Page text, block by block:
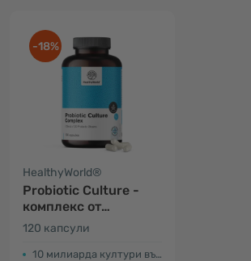
-18%
HealthyWorld®
Probiotic Culture -
комплекс от
микробиологични
култури
120 капсули
10 милиарда култури във всяка капсула